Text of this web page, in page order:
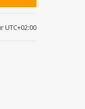
UTC+02:00